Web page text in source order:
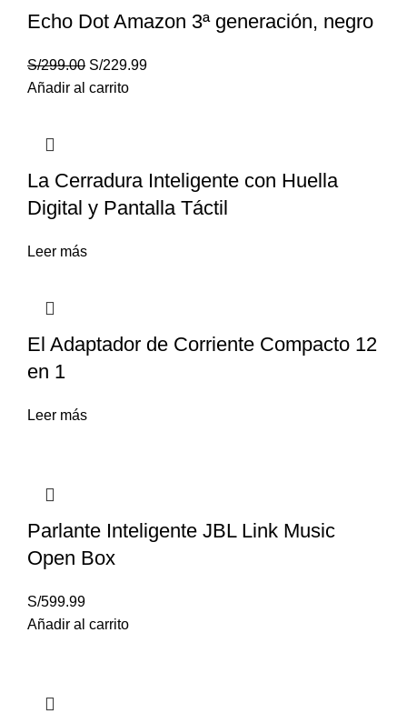
Echo Dot Amazon 3ª generación, negro
S/299.00 S/229.99
Añadir al carrito
La Cerradura Inteligente con Huella
Digital y Pantalla Táctil
Leer más
El Adaptador de Corriente Compacto 12
en 1
Leer más
Parlante Inteligente JBL Link Music
Open Box
S/599.99
Añadir al carrito